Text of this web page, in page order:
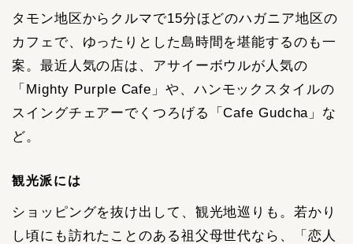
タモン地区からクルマで15分ほどのハガニア地区の
カフェで、ゆったりとした島時間を堪能するのも一
案。最近人気の店は、アサイーボウルが人気の
「Mighty Purple Cafe」や、ハンモックスタイルの
スイングチェアーでくつろげる「Cafe Gudcha」な
ど。
観光派には
ショッピングを抜け出して、観光地巡りも。若かり
し頃にも訪れたことのある祖父母世代なら、「恋人